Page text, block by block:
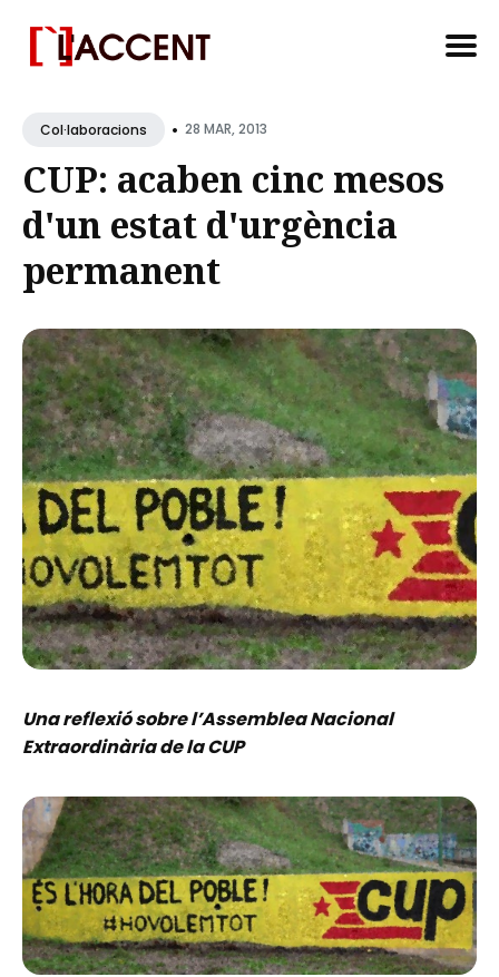
forCol·laboracions • 28 MAR, 2013
CUP: acaben cinc mesos
d'un estat d'urgència
permanent
Una reflexió sobre l’Assemblea Nacional
Extraordinària de la CUP